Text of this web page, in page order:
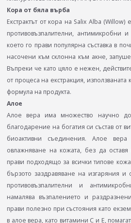
Кора от бяла върба
Екстрактът от кора на Salix Alba
противовъзпалителни, антимикробни и
което го прави популярна съставка в
насочени към склонна към акне,
Въпреки че като цяло е нежен,
от процеса на екстракция, използваната
формула на продукта.
Алое
Алое вера има множество научно
благодарение на богатия си състав от
биоактивни съединения. Алое
овлажняване на кожата, без да
прави подходящо за всички типове
бързото заздравяване на изгаряния и
противовъзпалителни и
намалява възпалението и
прави полезно при състояния като
в алое вера, като витамини C и E,